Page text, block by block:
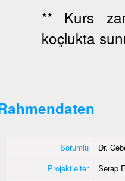
** Kurs
koçlukta
Sorumlu
Dr.
Projektleiter
Serap